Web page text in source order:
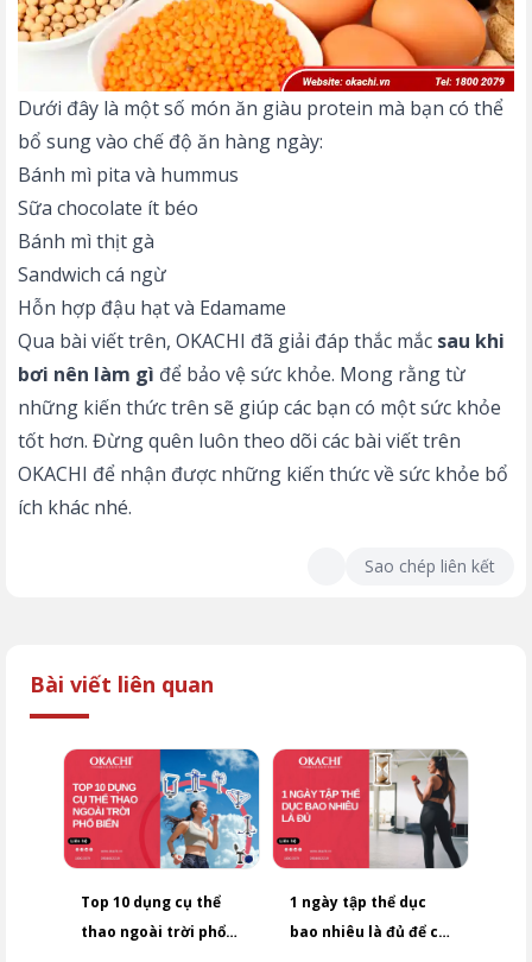
Dưới đây là một số món ăn giàu protein mà bạn có thể
bổ sung vào chế độ ăn hàng ngày:
Bánh mì pita và hummus
Sữa chocolate ít béo
Bánh mì thịt gà
Sandwich cá ngừ
Hỗn hợp đậu hạt và Edamame
Qua bài viết trên, OKACHI đã giải đáp thắc mắc sau khi
bơi nên làm gì để bảo vệ sức khỏe. Mong rằng từ
những kiến thức trên sẽ giúp các bạn có một sức khỏe
tốt hơn. Đừng quên luôn theo dõi các bài viết trên
OKACHI để nhận được những kiến thức về sức khỏe bổ
ích khác nhé.
Sao chép liên kết
Bài viết liên quan
Top 10 dụng cụ thể
thao ngoài trời phổ
1 ngày tập thể dục
bao nhiêu là đủ để có